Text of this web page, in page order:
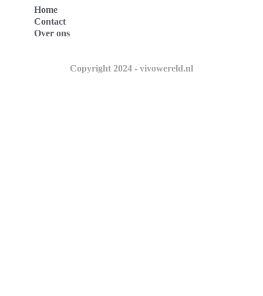
Home
Contact
Over ons
Copyright 2024 - vivowereld.nl